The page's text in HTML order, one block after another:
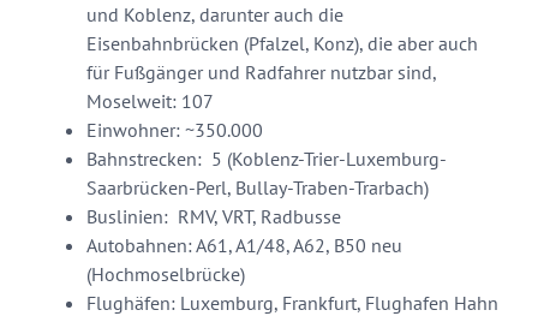
und Koblenz, darunter auch die
Eisenbahnbrücken (Pfalzel, Konz), die aber auch
für Fußgänger und Radfahrer nutzbar sind,
Moselweit: 107
Einwohner: ~350.000
Bahnstrecken: 5 (Koblenz-Trier-Luxemburg-
Saarbrücken-Perl, Bullay-Traben-Trarbach)
Buslinien: RMV, VRT, Radbusse
Autobahnen: A61, A1/48, A62, B50 neu
(Hochmoselbrücke)
Flughäfen: Luxemburg, Frankfurt, Flughafen Hahn